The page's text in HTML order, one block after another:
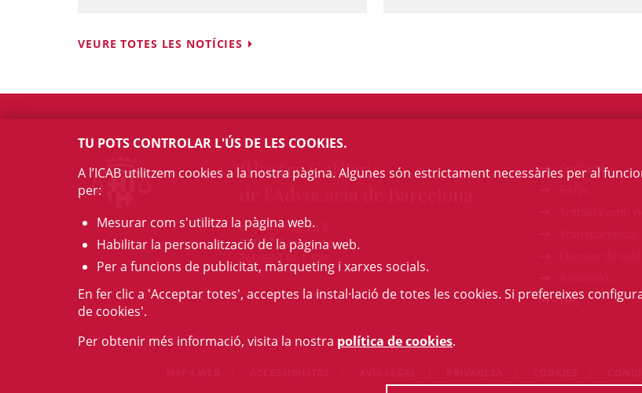
VEURE TOTES LES NOTÍCIES
Il·lustre Col·legi
c/ Mallorca, 283
08037 Barcelona
Tel. 934 961 880
Contacte
GAJ
TU POTS CONTROLAR L'ÚS DE LES COOKIES.
A l’ICAB utilitzem cookies a la nostra pàgina. Algunes són estrictament necessàries per al
per:
Mesurar com s'utilitza la pàgina web.
Habilitar la personalització de la pàgina web.
Per a funcions de publicitat, màrqueting i xarxes socials.
En fer clic a 'Acceptar totes', acceptes la instal·lació de totes les cookies. Si prefereixes
de cookies'.
Per obtenir més informació, visita la nostra política de cookies.